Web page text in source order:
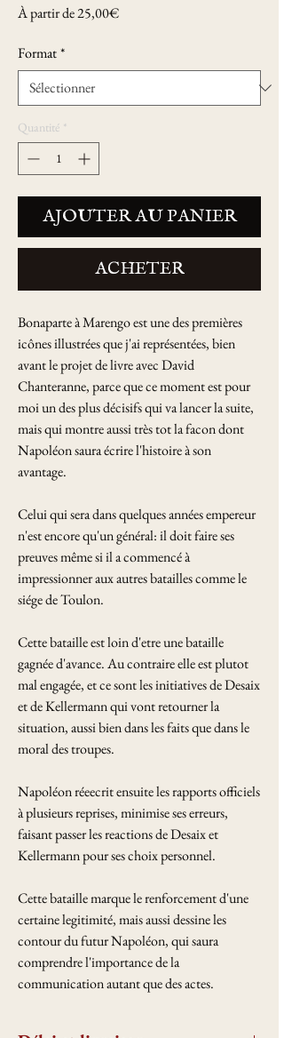
À partir de25,00€Prix
Format*
Quantité *
AJOUTER AU PANIER
ACHETER
Bonaparte à Marengo est une des premières
icônes illustrées que j'ai représentées, bien
avant le projet de livre avec David
Chanteranne, parce que ce moment est pour
moi un des plus décisifs qui va lancer la suite,
mais qui montre aussi très tot la facon dont
Napoléon saura écrire l'histoire à son
avantage.
Celui qui sera dans quelques années empereur
n'est encore qu'un général: il doit faire ses
preuves même si il a commencé à
impressionner aux autres batailles comme le
siége de Toulon.
Cette bataille est loin d'etre une bataille
gagnée d'avance. Au contraire elle est plutot
mal engagée, et ce sont les initiatives de Desaix
et de Kellermann qui vont retourner la
situation, aussi bien dans les faits que dans le
moral des troupes.
Napoléon réeecrit ensuite les rapports officiels
à plusieurs reprises, minimise ses erreurs,
faisant passer les reactions de Desaix et
Kellermann pour ses choix personnel.
Cette bataille marque le renforcement d'une
certaine legitimité, mais aussi dessine les
contour du futur Napoléon, qui saura
comprendre l'importance de la
communication autant que des actes.